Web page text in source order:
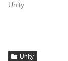
Unity
Unity